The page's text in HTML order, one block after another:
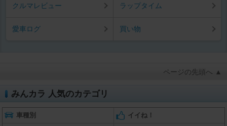
クルマレビュー ラップタイム
愛車ログ 買い物
ページの先頭へ ▲
みんカラ 人気のカテゴリ
車種別 イイね！